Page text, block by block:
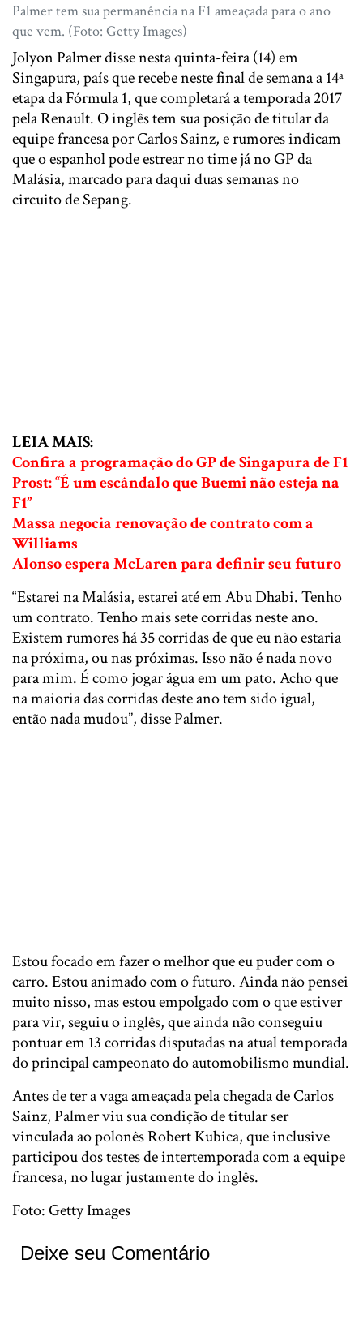
Palmer tem sua permanência na F1 ameaçada para o ano
que vem. (Foto: Getty Images)
Jolyon Palmer disse nesta quinta-feira (14) em
Singapura, país que recebe neste final de semana a 14ª
etapa da Fórmula 1, que completará a temporada 2017
pela Renault. O inglês tem sua posição de titular da
equipe francesa por Carlos Sainz, e rumores indicam
que o espanhol pode estrear no time já no GP da
Malásia, marcado para daqui duas semanas no
circuito de Sepang.
LEIA MAIS:
Confira a programação do GP de Singapura de F1
Prost: “É um escândalo que Buemi não esteja na
F1”
Massa negocia renovação de contrato com a
Williams
Alonso espera McLaren para definir seu futuro
“Estarei na Malásia, estarei até em Abu Dhabi. Tenho
um contrato. Tenho mais sete corridas neste ano.
Existem rumores há 35 corridas de que eu não estaria
na próxima, ou nas próximas. Isso não é nada novo
para mim. É como jogar água em um pato. Acho que
na maioria das corridas deste ano tem sido igual,
então nada mudou”, disse Palmer.
Estou focado em fazer o melhor que eu puder com o
carro. Estou animado com o futuro. Ainda não pensei
muito nisso, mas estou empolgado com o que estiver
para vir, seguiu o inglês, que ainda não conseguiu
pontuar em 13 corridas disputadas na atual temporada
do principal campeonato do automobilismo mundial.
Antes de ter a vaga ameaçada pela chegada de Carlos
Sainz, Palmer viu sua condição de titular ser
vinculada ao polonês Robert Kubica, que inclusive
participou dos testes de intertemporada com a equipe
francesa, no lugar justamente do inglês.
Foto: Getty Images
Deixe seu Comentário